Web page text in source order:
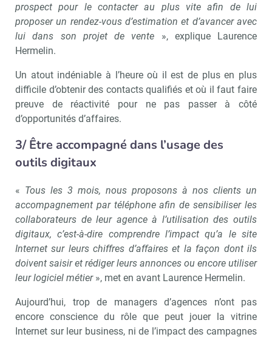
prospect pour le contacter au plus vite afin de lui
proposer un rendez-vous d’estimation et d’avancer avec
lui dans son projet de vente », explique Laurence
Hermelin.
Un atout indéniable à l’heure où il est de plus en plus
difficile d’obtenir des contacts qualifiés et où il faut faire
preuve de réactivité pour ne pas passer à côté
d’opportunités d’affaires.
3/ Être accompagné dans l’usage des
outils digitaux
« Tous les 3 mois, nous proposons à nos clients un
accompagnement par téléphone afin desensibiliser les
collaborateurs de leur agence à l’utilisation des outils
digitaux, c’est-à-dire comprendre l’impact qu’a le site
Internet sur leurs chiffres d’affaires et la façon dont ils
doivent saisir et rédiger leurs annonces ou encore utiliser
leur logiciel métier», met en avant Laurence Hermelin.
Aujourd’hui, trop de managers d’agences n’ont pas
encore conscience du rôle que peut jouer la vitrine
Internet sur leur business, ni de l’impact des campagnes